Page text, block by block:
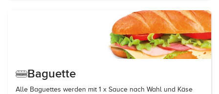
Baguette
Alle Baguettes werden mit 1 x Sauce nach Wahl und Käse